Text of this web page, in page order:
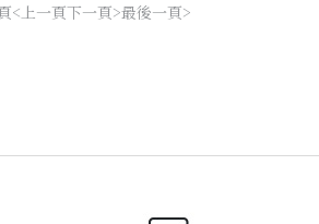
上一頁下一頁 最後一頁